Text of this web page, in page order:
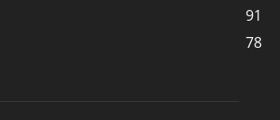
91
78